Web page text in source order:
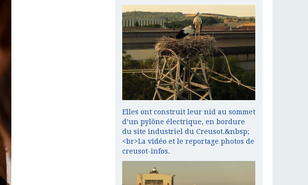
Elles ont construit leur nid au sommet
d’un pylône électrique, en bordure
du site industriel du Creusot.&nbsp;
<br>La vidéo et le reportage photos de
creusot-infos.